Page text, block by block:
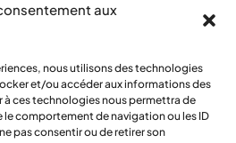
aux
nous utilisons des technologies
et/ou accéder aux informations des
ces technologies nous permettra de
le comportement de navigation ou les ID
pas consentir ou de retirer son